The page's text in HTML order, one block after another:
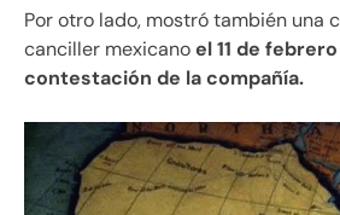
Por otro lado, mostró también una
canciller mexicanoel 11 de
contestación de la compañía.